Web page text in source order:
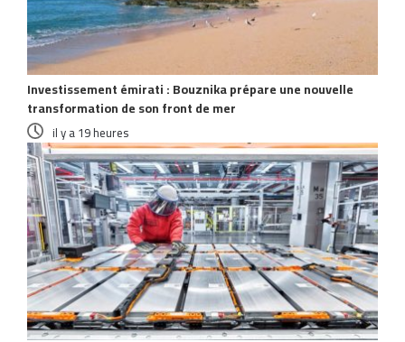
Investissement émirati : Bouznika prépare une nouvelle
transformation de son front de mer
il y a 19 heures